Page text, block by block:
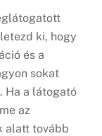
ki, hogy
és a
sokat
Ha a látogató
az
alatt tovább